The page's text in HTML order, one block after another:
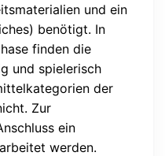
und ein
benötigt. In
finden die
und spielerisch
der
Zur
ein
werden.